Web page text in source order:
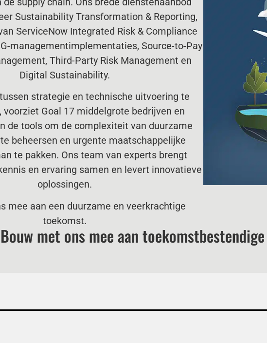
Sustainability Transformation & Reporting,
ServiceNow Integrated Risk & Compliance
managementimplementaties, Source-to-Pay
Third-Party Risk Management en
Digital Sustainability.
strategie en technische uitvoering te
voorziet Goal 17 middelgrote bedrijven en
de tools om de complexiteit van duurzame
beheersen en urgente maatschappelijke
te pakken. Ons team van experts brengt
en ervaring samen en levert innovatieve
oplossingen.
mee aan een duurzame en veerkrachtige
toekomst.
Bouw met ons mee aan